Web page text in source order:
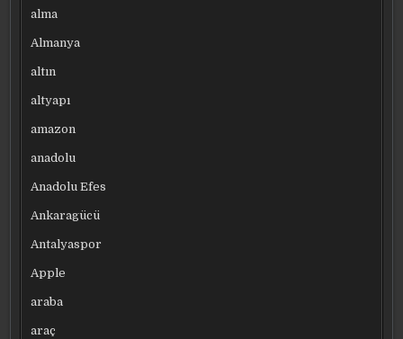
alma
Almanya
altın
altyapı
amazon
anadolu
Anadolu Efes
Ankaragücü
Antalyaspor
Apple
araba
araç